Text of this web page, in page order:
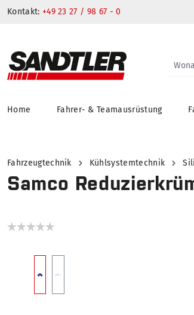
Kontakt: +49 23 27 / 98 67 - 0
Home Fahrer- & Teamausrüstung
Fahrzeugtechnik Kühlsystemtechnik
Samco